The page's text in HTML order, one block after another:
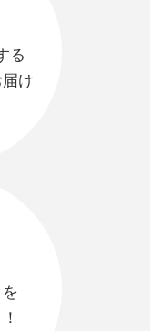
る
け